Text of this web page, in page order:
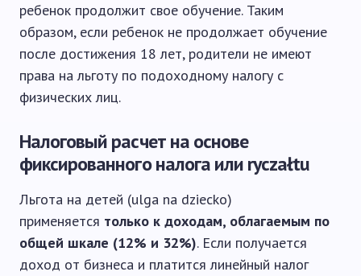
ребенок продолжит свое обучение. Таким
образом, если ребенок не продолжает обучение
после достижения 18 лет, родители не имеют
права на льготу по подоходному налогу с
физических лиц.
Налоговый расчет на основе
фиксированного налога или ryczałtu
Льгота на детей (ulga na dziecko)
применяется только к доходам, облагаемым по
общей шкале (12% и 32%). Если получается
доход от бизнеса и платится линейный налог